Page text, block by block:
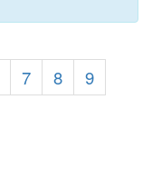
7 8
9